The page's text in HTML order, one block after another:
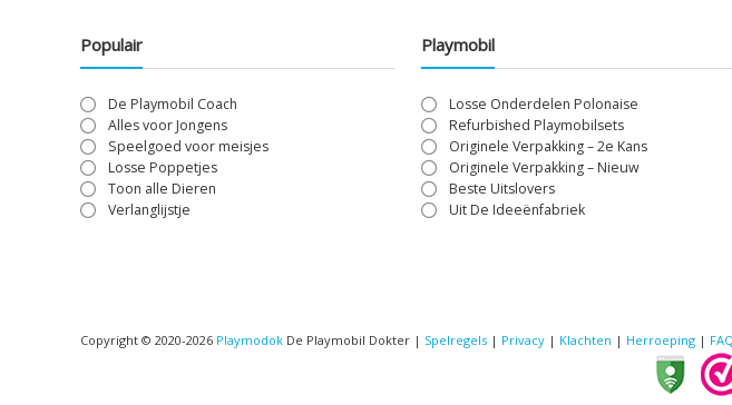
Populair
De Playmobil Coach
Alles voor Jongens
Speelgoed voor meisjes
Losse Poppetjes
Toon alle Dieren
Verlanglijstje
Playmobil
Losse Onderdelen Polonaise
Refurbished Playmobilsets
Originele Verpakking – 2e Kans
Originele Verpakking – Nieuw
Beste Uitslovers
Uit De Ideeënfabriek
Copyright © 2020-2026 Playmodok De Playmobil Dokter | Spelregels | Privacy | Klachten | Herroeping | FAQ